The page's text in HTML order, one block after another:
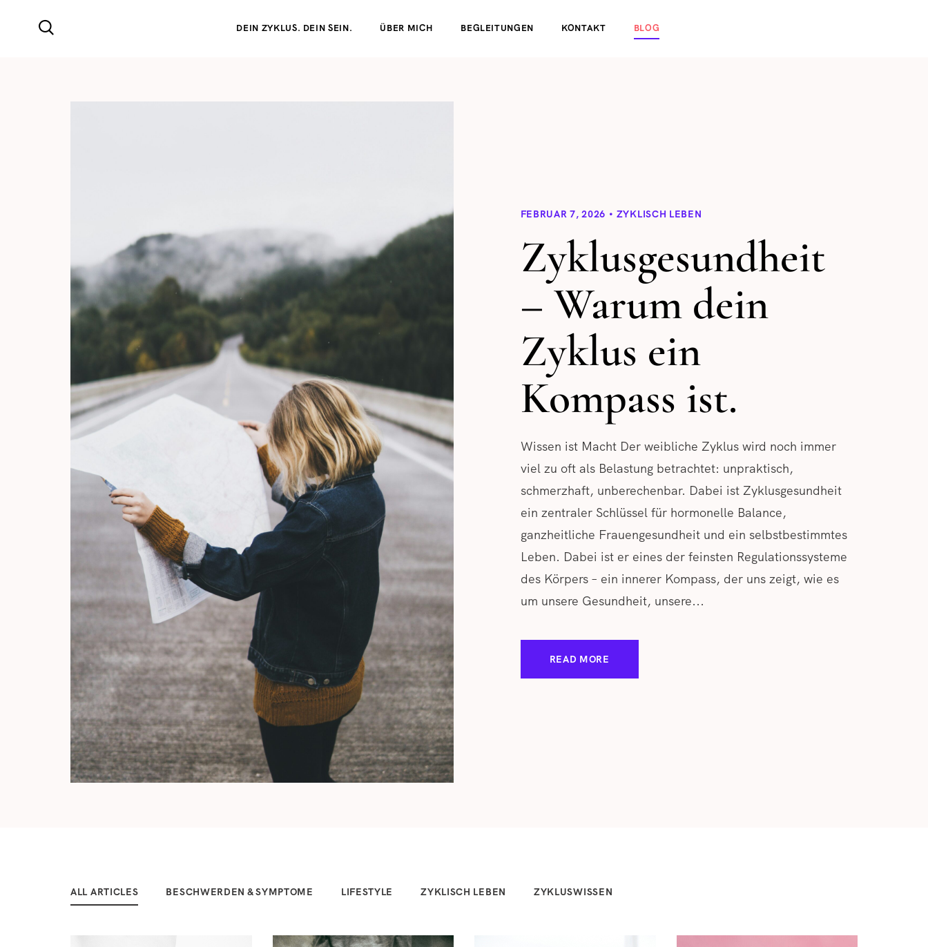
DEIN ZYKLUS. DEIN SEIN. ÜBER MICH BEGLEITUNGEN KONTAKT BLOG
FEBRUAR 7, 2026 ZYKLISCH LEBEN
Zyklusgesundheit
– Warum dein
Zyklus ein
Kompass ist.
Wissen ist Macht Der weibliche Zyklus wird noch immer
viel zu oft als Belastung betrachtet: unpraktisch,
schmerzhaft, unberechenbar. Dabei ist Zyklusgesundheit
ein zentraler Schlüssel für hormonelle Balance,
ganzheitliche Frauengesundheit und ein selbstbestimmtes
Leben. Dabei ist er eines der feinsten Regulationssysteme
des Körpers – ein innerer Kompass, der uns zeigt, wie es
um unsere Gesundheit, unsere...
READ MORE
ALL ARTICLES BESCHWERDEN & SYMPTOME LIFESTYLE ZYKLISCH LEBEN ZYKLUSWISSEN